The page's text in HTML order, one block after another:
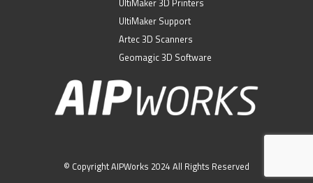
UltiMaker 3D Printers
UltiMaker Support
Artec 3D Scanners
Geomagic 3D Software
© Copyright AIPWorks 2024 All Rights Reserved